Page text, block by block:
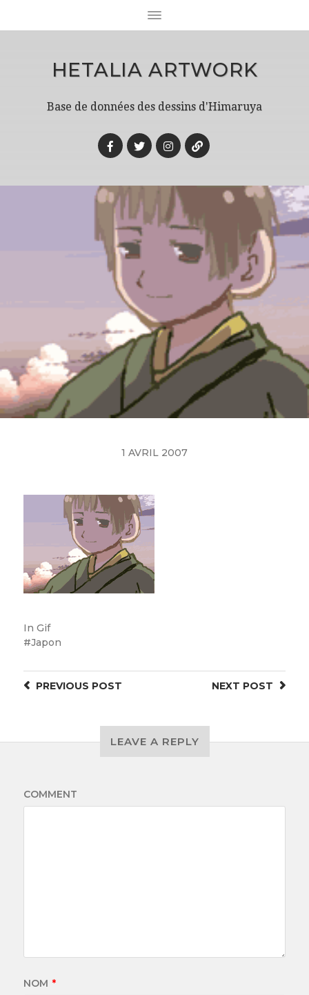
HETALIA ARTWORK
Base de données des dessins d'Himaruya
1 AVRIL 2007
In Gif
Japon
NEXT POST
PREVIOUS POST
LEAVE A REPLY
COMMENT
NOM *